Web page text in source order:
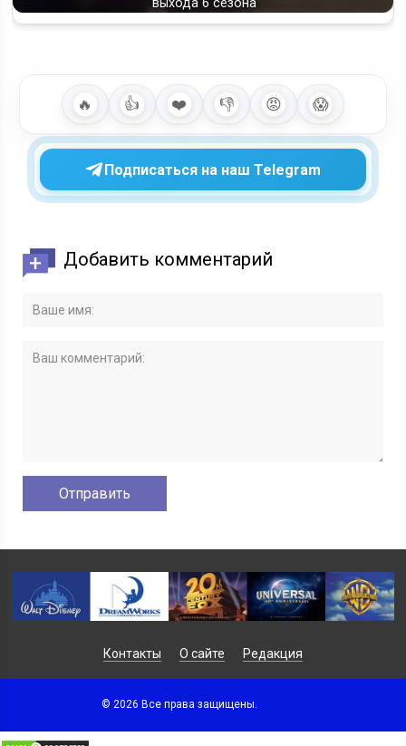
выхода 6 сезона
🔥 👍 ❤️ 👎 😡 😱
Подписаться на наш Telegram
Добавить комментарий
Контакты О сайте Редакция
© 2026 Все права защищены.